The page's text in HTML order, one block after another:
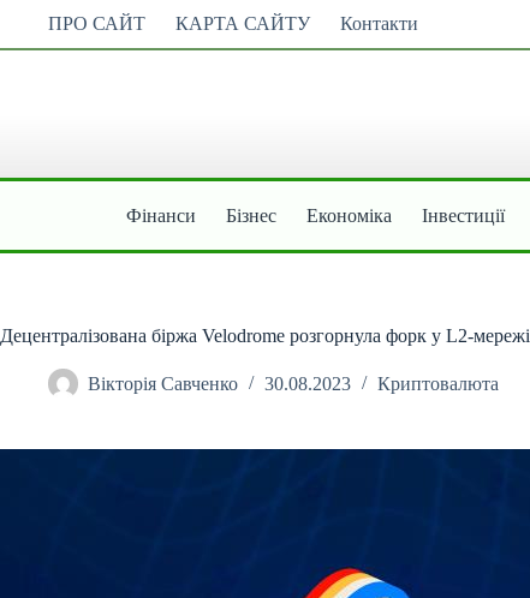
вмісту
ПРО САЙТ КАРТА САЙТУ Контакти
Фінанси Бізнес Економіка Інвестиції
Децентралізована біржа Velodrome розгорнула форк у L2-
Вікторія Савченко 30.08.2023 Криптовалюта